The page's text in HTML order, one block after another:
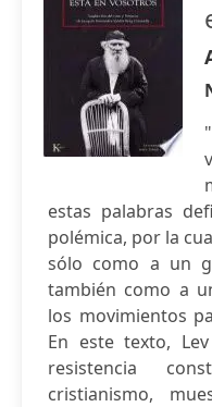
estas palabras
polémica, por la
sólo como a un
también como a
los movimientos
En este texto,
resistencia
cristianismo,